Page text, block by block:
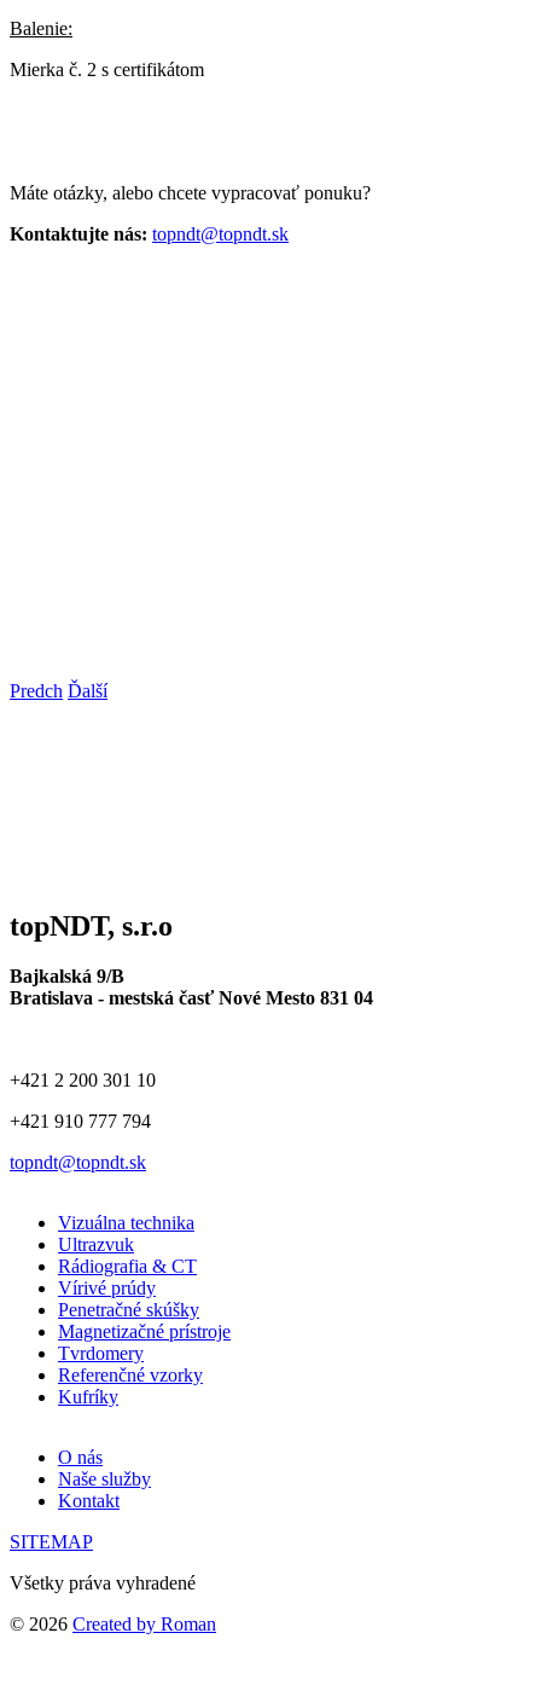
Balenie:
Mierka č. 2 s certifikátom
Máte otázky, alebo chcete vypracovať ponuku?
Kontaktujte nás: topndt@topndt.sk
Predch Ďalší
topNDT, s.r.o
Bajkalská 9/B
Bratislava - mestská časť Nové Mesto 831 04
+421 2 200 301 10
+421 910 777 794
topndt@topndt.sk
Vizuálna technika
Ultrazvuk
Rádiografia & CT
Vírivé prúdy
Penetračné skúšky
Magnetizačné prístroje
Tvrdomery
Referenčné vzorky
Kufríky
O nás
Naše služby
Kontakt
SITEMAP
Všetky práva vyhradené
© 2026 Created by Roman